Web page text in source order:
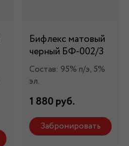
Бифлекс матовый
черный БФ-002/3
Состав: 95% п/э, 5%
эл.
1 880 руб.
Забронировать